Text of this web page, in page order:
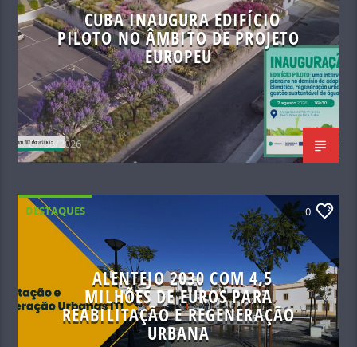
CUBA INAUGURA EDIFÍCIO
PILOTO NO ÂMBITO DE PROJETO
EUROPEU
07/08/2026
DESTAQUES 0
ALENTEJO 2030 COM 4,5
MILHÕES DE EUROS PARA
REABILITAÇÃO E REGENERAÇÃO
URBANA